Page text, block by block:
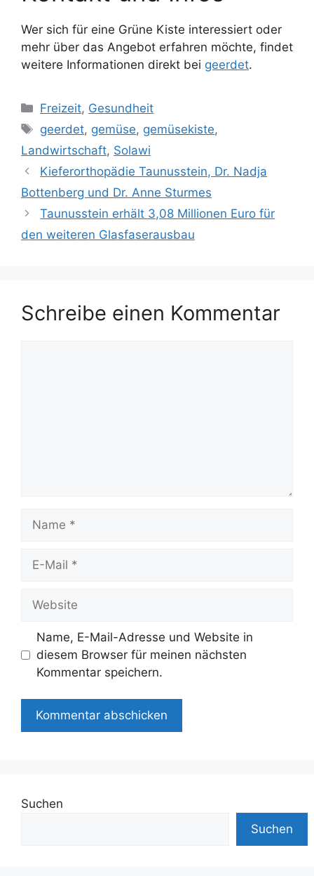
Wer sich für eine Grüne Kiste interessiert oder
mehr über das Angebot erfahren möchte, findet
weitere Informationen direkt bei geerdet.
Kategorien
Freizeit, Gesundheit
Schlagwörter
geerdet, gemüse, gemüsekiste,
Landwirtschaft, Solawi
Kieferorthopädie Taunusstein, Dr. Nadja
Bottenberg und Dr. Anne Sturmes
Taunusstein erhält 3,08 Millionen Euro für
den weiteren Glasfaserausbau
Schreibe einen Kommentar
Mail
Name, E-Mail-Adresse und Website in
diesem Browser für meinen nächsten
Kommentar speichern.
Suchen
Suchen